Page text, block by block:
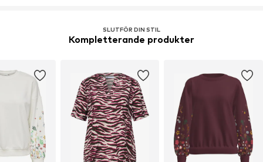
SLUTFÖR DIN STIL
Kompletterande produkter